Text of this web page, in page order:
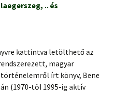
.. és
kattintva letölthető az
magyar
írt könyv, Bene
(1970-től 1995-ig aktív